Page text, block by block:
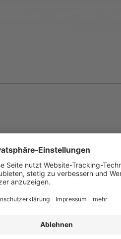
400 x 300 mm
400 x 300 mm
Polypropylen (PPC) - lebensmittelecht
-20°C bis +80°C